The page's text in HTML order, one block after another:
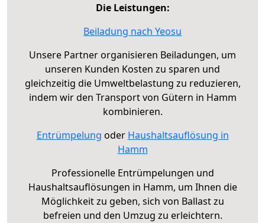
Die Leistungen:
Beiladung nach Yeosu
Unsere Partner organisieren Beiladungen, um
unseren Kunden Kosten zu sparen und
gleichzeitig die Umweltbelastung zu reduzieren,
indem wir den Transport von Gütern in Hamm
kombinieren.
Entrümpelung oder Haushaltsauflösung in
Hamm
Professionelle Entrümpelungen und
Haushaltsauflösungen in Hamm, um Ihnen die
Möglichkeit zu geben, sich von Ballast zu
befreien und den Umzug zu erleichtern.